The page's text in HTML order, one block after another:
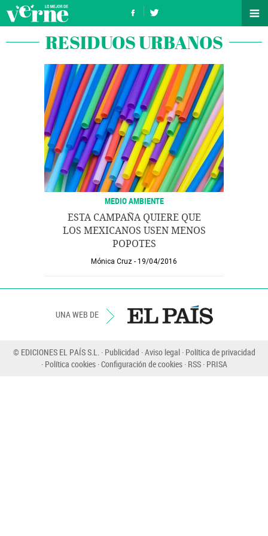
RESIDUOS URBANOS
MEDIO AMBIENTE
ESTA CAMPAÑA QUIERE QUE
LOS MEXICANOS USEN MENOS
POPOTES
Mónica Cruz 19/04/2016
UNA WEB DE
© EDICIONES EL PAÍS S.L. Publicidad Aviso legal Política de privacidad
Política cookies Configuración de cookies RSS PRISA